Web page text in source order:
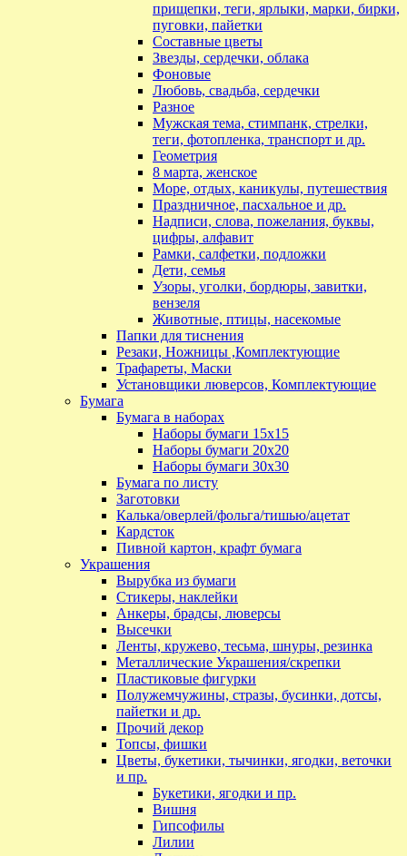
прищепки, теги, ярлыки, марки, бирки,
пуговки, пайетки
Составные цветы
Звезды, сердечки, облака
Фоновые
Любовь, свадьба, сердечки
Разное
Мужская тема, стимпанк, стрелки,
теги, фотопленка, транспорт и др.
Геометрия
8 марта, женское
Море, отдых, каникулы, путешествия
Праздничное, пасхальное и др.
Надписи, слова, пожелания, буквы,
цифры, алфавит
Рамки, салфетки, подложки
Дети, семья
Узоры, уголки, бордюры, завитки,
вензеля
Животные, птицы, насекомые
Папки для тиснения
Резаки, Ножницы ,Комплектующие
Трафареты, Маски
Установщики люверсов, Комплектующие
Бумага
Бумага в наборах
Наборы бумаги 15х15
Наборы бумаги 20х20
Наборы бумаги 30х30
Бумага по листу
Заготовки
Калька/оверлей/фольга/тишью/ацетат
Кардсток
Пивной картон, крафт бумага
Украшения
Вырубка из бумаги
Стикеры, наклейки
Анкеры, брадсы, люверсы
Высечки
Ленты, кружево, тесьма, шнуры, резинка
Металлические Украшения/скрепки
Пластиковые фигурки
Полужемчужины, стразы, бусинки, дотсы,
пайетки и др.
Прочий декор
Топсы, фишки
Цветы, букетики, тычинки, ягодки, веточки
и пр.
Букетики, ягодки и пр.
Вишня
Гипсофилы
Лилии